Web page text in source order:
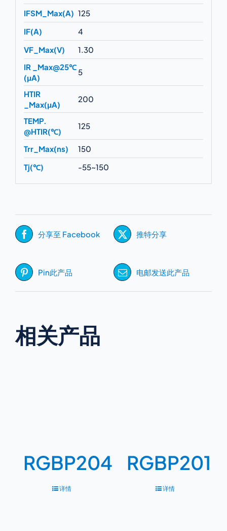
IFSM_Max(A) 125
IF(A)
4
VF_Max(V)
1.30
IR _Max@25℃
(μA)
5
HTIR
_Max(μA)
200
TEMP.
@HTIR(℃)
125
Trr_Max(ns)
150
Tj(℃)
-55~150
分享至 Facebook 推特分享
Pin此产品 电邮发送此产品
相关产品
RGBP204
详情
RGBP201
详情